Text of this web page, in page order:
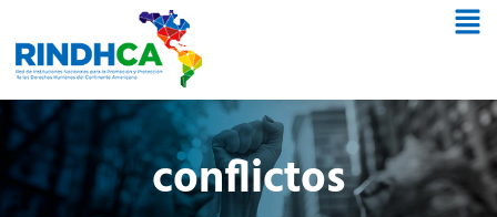
conflictos